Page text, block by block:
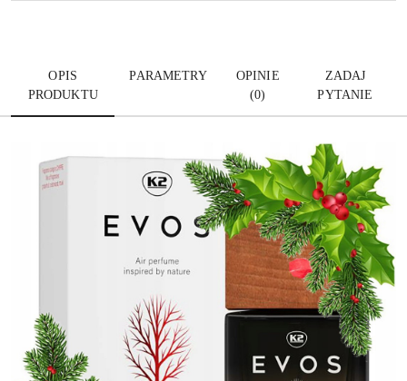
OPIS
PRODUKTU
PARAMETRY
OPINIE
(0)
ZADAJ
PYTANIE